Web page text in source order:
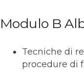
Modulo B
Tecniche di
procedure di